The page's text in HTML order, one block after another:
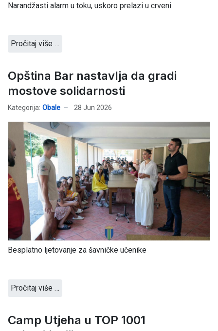
Narandžasti alarm u toku, uskoro prelazi u crveni.
Pročitaj više …
Opština Bar nastavlja da gradi
mostove solidarnosti
Kategorija: Obale 28 Jun 2026
Besplatno ljetovanje za šavničke učenike
Pročitaj više …
Camp Utjeha u TOP 1001